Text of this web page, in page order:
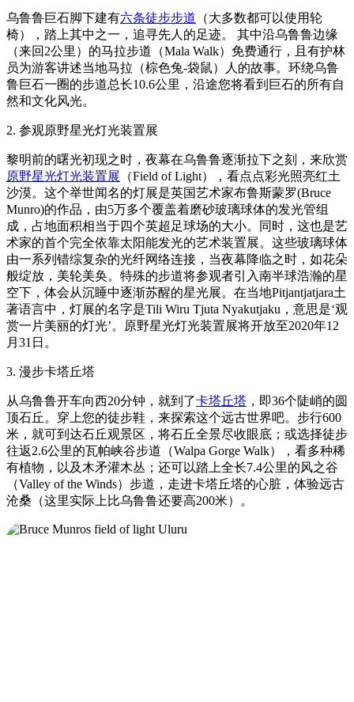
探
索
具
搜
索:
Sign
up
乌鲁鲁巨石脚下建有六条徒步步道 （大多数都可以使用轮
椅），踏上其中之一，追寻先人的足迹。 其中沿乌鲁鲁边缘
（来回2公里）的马拉步道（Mala Walk）免费通行，且有护林
员为游客讲述当地马拉（棕色兔-袋鼠）人的故事。环绕乌鲁
鲁巨石一圈的步道总长10.6公里，沿途您将看到巨石的所有自
然和文化风光。
2. 参观原野星光灯光装置展
黎明前的曙光初现之时，夜幕在乌鲁鲁逐渐拉下之刻，来欣赏
原野星光灯光装置展 （Field of Light），看点点彩光照亮红土
沙漠。这个举世闻名的灯展是英国艺术家布鲁斯蒙罗(Bruce
Munro)的作品，由5万多个覆盖着磨砂玻璃球体的发光管组
成，占地面积相当于四个英超足球场的大小。同时，这也是艺
术家的首个完全依靠太阳能发光的艺术装置展。这些玻璃球体
由一系列错综复杂的光纤网络连接，当夜幕降临之时，如花朵
般绽放，美轮美奂。特殊的步道将参观者引入南半球浩瀚的星
空下，体会从沉睡中逐渐苏醒的星光展。在当地Pitjantjatjara土
著语言中，灯展的名字是Tili Wiru Tjuta Nyakutjaku，意思是‘观
赏一片美丽的灯光’。原野星光灯光装置展将开放至2020年12
月31日。
3. 漫步卡塔丘塔
从乌鲁鲁开车向西20分钟，就到了卡塔丘塔 ，即36个陡峭的圆
顶石丘。穿上您的徒步鞋，来探索这个远古世界吧。步行600
米，就可到达石丘观景区，将石丘全景尽收眼底；或选择徒步
往返2.6公里的瓦帕峡谷步道（Walpa Gorge Walk），看多种稀
有植物，以及木矛灌木丛；还可以踏上全长7.4公里的风之谷
（Valley of the Winds）步道，走进卡塔丘塔的心脏，体验远古
沧桑（这里实际上比乌鲁鲁还要高200米）。